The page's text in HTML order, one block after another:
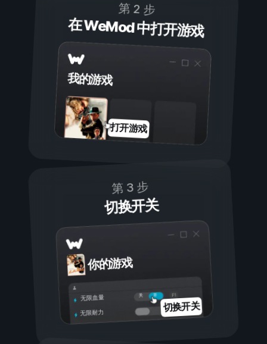
第 2 步
在 WeMod 中打开游戏
我的游戏
打开游戏
第 3 步
切换开关
你的游戏
开
关
无限血量
无限耐力
切换开关